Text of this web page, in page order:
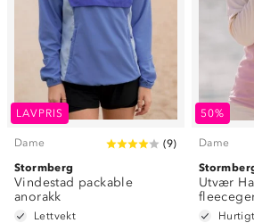
LAVPRIS
Dame (9)
Stormberg
Vindestad packable
anorakk
Lettvekt
50%
Dame
Utvær